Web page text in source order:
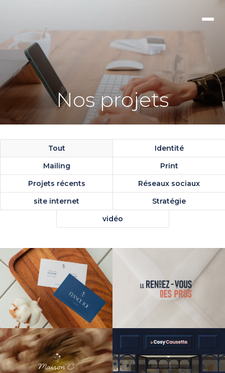
Nos projets
Tout
Identité
Mailing
Print
Projets récents
Réseaux sociaux
site internet
Stratégie
vidéo